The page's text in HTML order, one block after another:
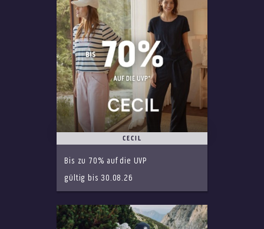
CECIL
Bis zu 70% auf die UVP
gültig bis 30.08.26